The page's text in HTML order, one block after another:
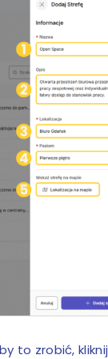
to zrobić, kliknij